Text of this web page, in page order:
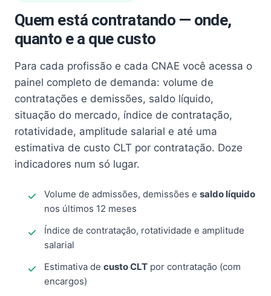
Quem está contratando — onde,
quanto e a que custo
Para cada profissão e cada CNAE você acessa o
painel completo de demanda: volume de
contratações e demissões, saldo líquido,
situação do mercado, índice de contratação,
rotatividade, amplitude salarial e até uma
estimativa de custo CLT por contratação. Doze
indicadores num só lugar.
Volume de admissões, demissões e saldo líquido
nos últimos 12 meses
Índice de contratação, rotatividade e amplitude
salarial
Estimativa de custo CLT por contratação (com
encargos)